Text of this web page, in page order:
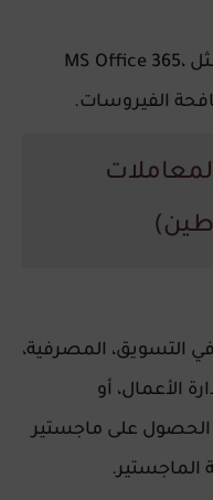
الإلمام بتطبيقات الأعمال مثل MS Office 365،
التسويق، المصرفية،
الأعمال، أو
الحصول على ماجستير